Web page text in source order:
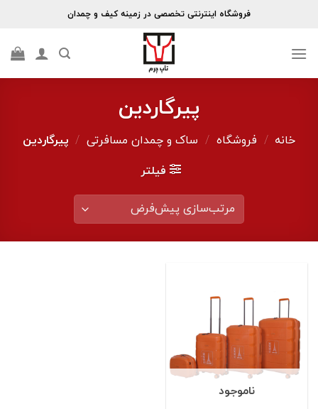
فروشگاه اینترنتی تخصصی در زمینه کیف و چمدان
پیرگاردین
خانه / فروشگاه / ساک و چمدان مسافرتی / پیرگاردین
فیلتر
ناموجود